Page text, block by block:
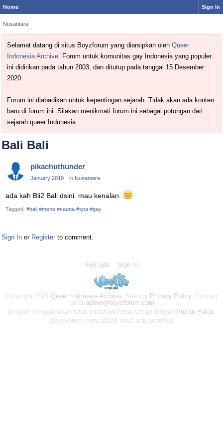
Home Sign In
Nusantara
Selamat datang di situs Boyzforum yang diarsipkan oleh Queer
Indonesia Archive. Forum untuk komunitas gay Indonesia yang populer
ini didirikan pada tahun 2003, dan ditutup pada tanggal 15 Desember
2020.
Forum ini diabadikan untuk kepentingan sejarah. Tidak akan ada konten
baru di forum ini. Silakan menikmati forum ini sebagai potongan dari
sejarah queer Indonesia.
Bali Bali
pikachuthunder
January 2019 in Nusantara
ada kah Bli2 Bali dsini. mau kenalan.
Tagged: #bali #mens #sauna #spa #gay
Sign In or Register to comment.
Full Site Sign In
Copyright 2021 Queer Indonesia Archive. See our Privacy Policy. Contact
us at admin@boyzforum.com
Dengan menggunakan situs ini berarti Anda setuju dengan Aturan Pakai.
BoyzForum.com adalah situs anti pedofilia!